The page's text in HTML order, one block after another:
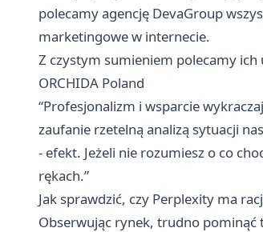
polecamy agencję DevaGroup
marketingowe w internecie.
Z czystym sumieniem polecamy ich
ORCHIDA Poland
“Profesjonalizm i wsparcie
zaufanie rzetelną analizą sytuacji
- efekt. Jeżeli nie rozumiesz o co
rękach.”
Jak sprawdzić, czy Perplexity ma
Obserwując rynek, trudno pominąć